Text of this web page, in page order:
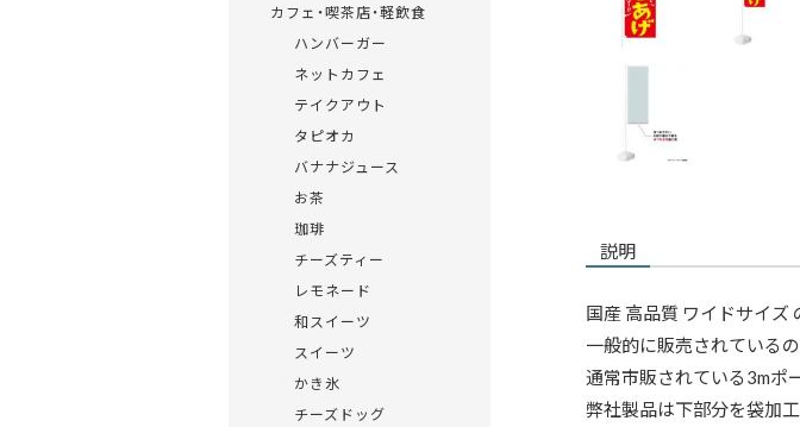
説明
国産 高品質 ワイドサイズ
一般的に販売されている
通常市販されている3mポ
弊社製品は下部分を袋加
カフェ・喫茶店・軽飲食
ハンバーガー
ネットカフェ
テイクアウト
タピオカ
バナナジュース
お茶
珈琲
チーズティー
レモネード
和スイーツ
スイーツ
かき氷
チーズドッグ